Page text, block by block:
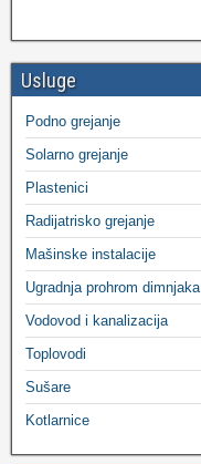
Usluge
Podno grejanje
Solarno grejanje
Plastenici
Radijatrisko grejanje
Mašinske instalacije
Ugradnja prohrom dimnjaka
Vodovod i kanalizacija
Toplovodi
Sušare
Kotlarnice